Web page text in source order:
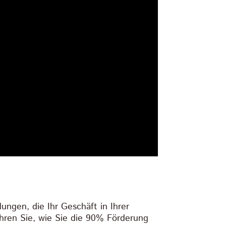
die Ihr Geschäft in Ihrer
Sie, wie Sie die 90% Förderung